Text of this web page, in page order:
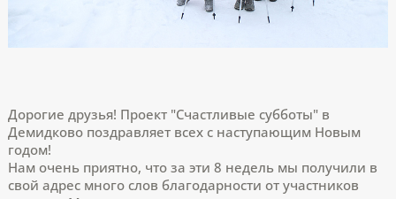
Дорогие друзья! Проект "Счастливые субботы" в
Демидково поздравляет всех с наступающим Новым
годом!
Нам очень приятно, что за эти 8 недель мы получили в
свой адрес много слов благодарности от участников